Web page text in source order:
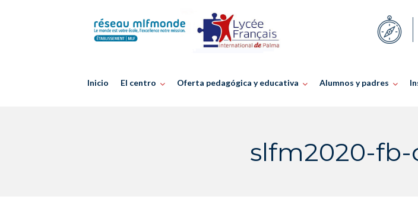
Inicio El centro Oferta pedagógica y educativa Alumnos y padres
slfm2020-